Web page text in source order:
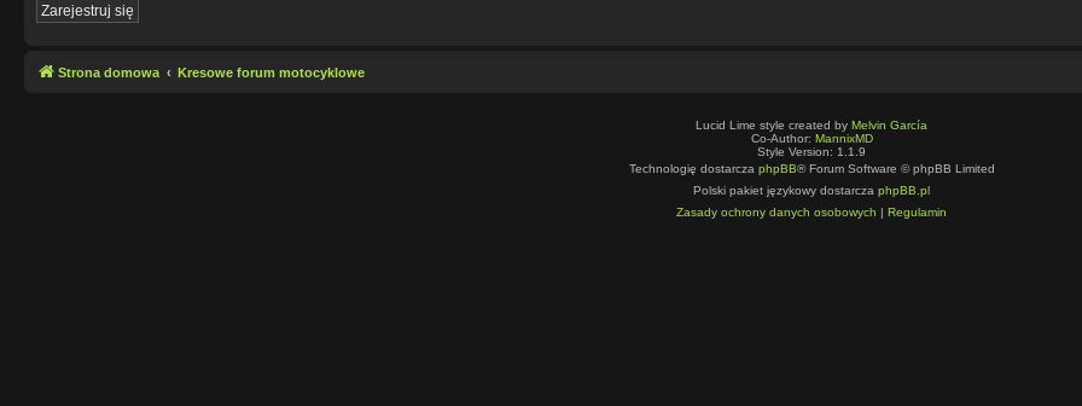
Zarejestruj się
Strona domowa Kresowe forum motocyklowe
Lucid Lime style created by Melvin García
Co-Author: MannixMD
Style Version: 1.1.9
Technologię dostarcza phpBB® Forum Software © phpBB Limited
Polski pakiet językowy dostarcza phpBB.pl
Zasady ochrony danych osobowych | Regulamin